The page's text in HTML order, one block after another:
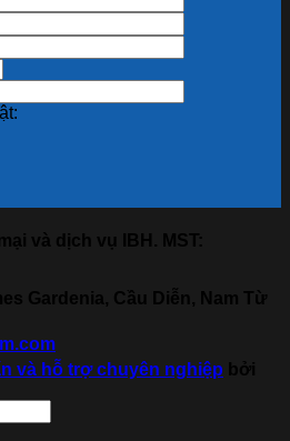
và dịch vụ IBH. MST:
Gardenia, Cầu Diễn, Nam Từ
và hỗ trợ chuyên nghiệp bởi